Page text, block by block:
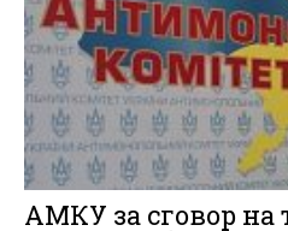
АМКУ за сговор на